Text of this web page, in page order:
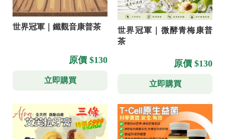
世界冠軍｜鐵觀音康普茶
原價 $130
立即購買
世界冠軍｜微酵青梅康普
茶
原價 $130
立即購買